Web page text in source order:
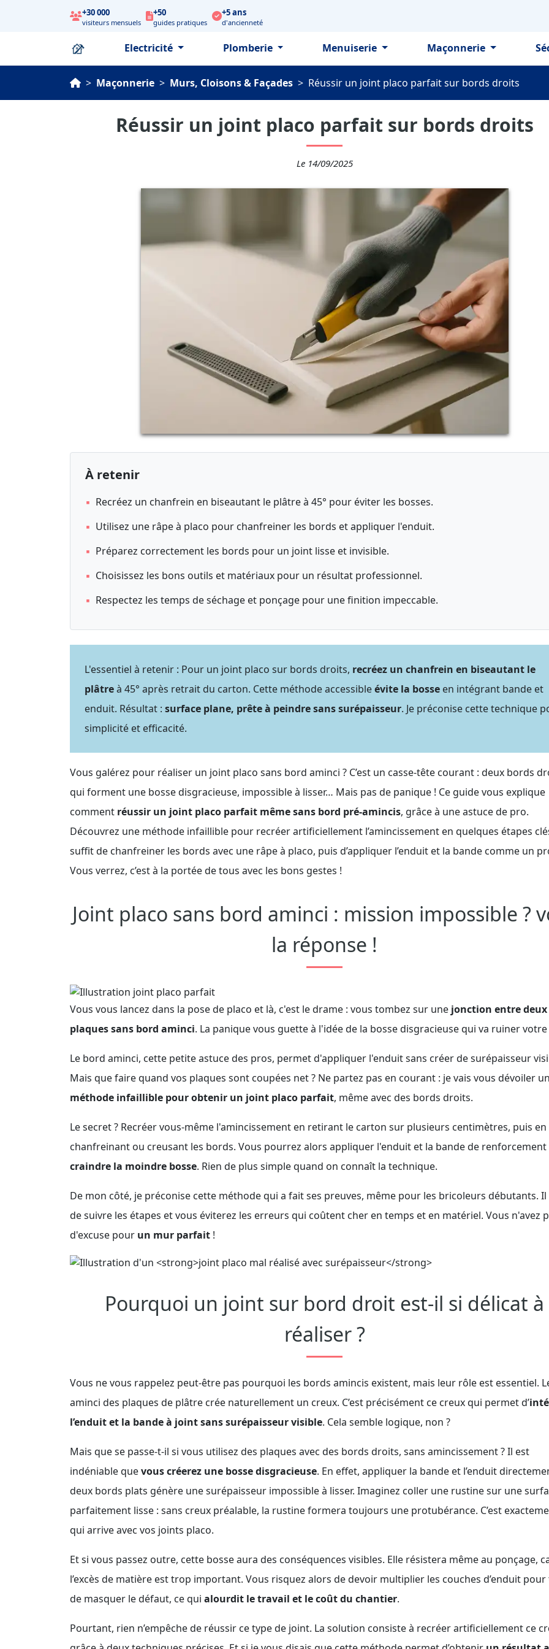
+30 000
visiteurs mensuels
+50
guides pratiques
+5 ans
d'ancienneté
Electricité Plomberie Menuiserie Maçonnerie
> Maçonnerie > Murs, Cloisons & Façades > Réussir un joint placo parfait sur bords droits
Réussir un joint placo parfait sur bords droits
Le 14/09/2025
À retenir
▪ Recréez un chanfrein en biseautant le plâtre à 45° pour éviter les bosses.
▪ Utilisez une râpe à placo pour chanfreiner les bords et appliquer l'enduit.
▪ Préparez correctement les bords pour un joint lisse et invisible.
▪ Choisissez les bons outils et matériaux pour un résultat professionnel.
▪ Respectez les temps de séchage et ponçage pour une finition impeccable.
L'essentiel à retenir : Pour un joint placo sur bords droits, recréez un chanfrein en biseautant le
plâtreà 45° après retrait du carton. Cette méthode accessibleévite la bosse en intégrant bande et
enduit. Résultat : surface plane, prête à peindre sans surépaisseur. Je préconise cette technique
simplicité et efficacité.
Vous galérez pour réaliser un joint placo sans bord aminci ? C’est un casse-tête courant : deux bords
qui forment une bosse disgracieuse, impossible à lisser… Mais pas de panique ! Ce guide vous explique
comment réussir un joint placo parfait même sans bord pré-amincis, grâce à une astuce de pro.
Découvrez une méthode infaillible pour recréer artificiellement l’amincissement en quelques étapes
suffit de chanfreiner les bords avec une râpe à placo, puis d’appliquer l’enduit et la bande comme un
Vous verrez, c’est à la portée de tous avec les bons gestes !
Joint placo sans bord aminci : mission impossible ?
la réponse !
Vous vous lancez dans la pose de placo et là, c'est le drame : vous tombez sur une jonction entre deux
plaques sans bord aminci. La panique vous guette à l'idée de la bosse disgracieuse qui va ruiner
Le bord aminci, cette petite astuce des pros, permet d'appliquer l'enduit sans créer de surépaisseur
Mais que faire quand vos plaques sont coupées net ? Ne partez pas en courant : je vais vous dévoiler
méthode infaillible pour obtenir un joint placo parfait, même avec des bords droits.
Le secret ? Recréer vous-même l'amincissement en retirant le carton sur plusieurs centimètres, puis en
chanfreinant ou creusant les bords. Vous pourrez alors appliquer l'enduit et la bande de renforcement
craindre la moindre bosse. Rien de plus simple quand on connaît la technique.
De mon côté, je préconise cette méthode qui a fait ses preuves, même pour les bricoleurs débutants.
de suivre les étapes et vous éviterez les erreurs qui coûtent cher en temps et en matériel. Vous n'avez
d'excuse pour un mur parfait !
Pourquoi un joint sur bord droit est-il si délicat à
réaliser ?
Vous ne vous rappelez peut-être pas pourquoi les bords amincis existent, mais leur rôle est essentiel.
aminci des plaques de plâtre crée naturellement un creux. C’est précisément ce creux qui permet d’
l’enduit et la bande à joint sans surépaisseur visible. Cela semble logique, non ?
Mais que se passe-t-il si vous utilisez des plaques avec des bords droits, sans amincissement ? Il est
indéniable quevous créerez une bosse disgracieuse. En effet, appliquer la bande et l’enduit
deux bords plats génère une surépaisseur impossible à lisser. Imaginez coller une rustine sur une
parfaitement lisse : sans creux préalable, la rustine formera toujours une protubérance. C’est
qui arrive avec vos joints placo.
Et si vous passez outre, cette bosse aura des conséquences visibles. Elle résistera même au ponçage,
l’excès de matière est trop important. Vous risquez alors de devoir multiplier les couches d’enduit
de masquer le défaut, ce qui alourdit le travail et le coût du chantier.
Pourtant, rien n’empêche de réussir ce type de joint. La solution consiste à recréer artificiellement ce